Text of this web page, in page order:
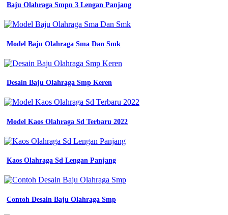
Baju Olahraga Smpn 3 Lengan Panjang
Model Baju Olahraga Sma Dan Smk
Desain Baju Olahraga Smp Keren
Model Kaos Olahraga Sd Terbaru 2022
Kaos Olahraga Sd Lengan Panjang
Contoh Desain Baju Olahraga Smp